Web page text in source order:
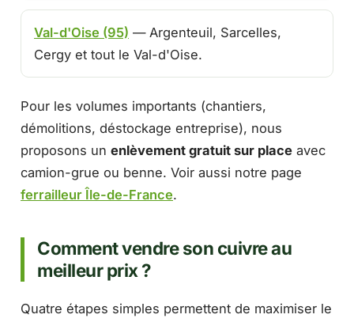
Val-d'Oise (95) — Argenteuil, Sarcelles,
Cergy et tout le Val-d'Oise.
Pour les volumes importants (chantiers,
démolitions, déstockage entreprise), nous
proposons un enlèvement gratuit sur place avec
camion-grue ou benne. Voir aussi notre page
ferrailleur Île-de-France.
Comment vendre son cuivre au
meilleur prix ?
Quatre étapes simples permettent de maximiser le